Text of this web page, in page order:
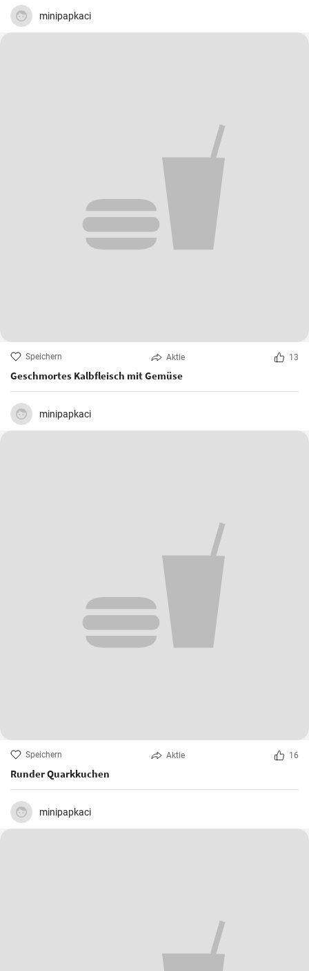
minipapkaci
Speichern Aktie 13
Geschmortes Kalbfleisch mit Gemüse
minipapkaci
Speichern Aktie 16
Runder Quarkkuchen
minipapkaci